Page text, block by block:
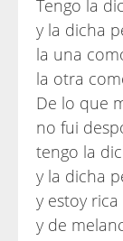
Tengo la
y la dicha
la una
la otra
De lo que
no fui
tengo la
y la dicha
y estoy
y de